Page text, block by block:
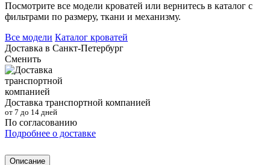
Посмотрите все модели кроватей или вернитесь в каталог с
фильтрами по размеру, ткани и механизму.
Все модели Каталог кроватей
Доставка в Санкт-Петербург
Сменить
Доставка транспортной компанией
от 7 до 14 дней
По согласованию
Подробнее о доставке
Описание